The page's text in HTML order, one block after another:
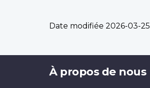
Date modifiée 2026-03-25
Brand
À propos de nous